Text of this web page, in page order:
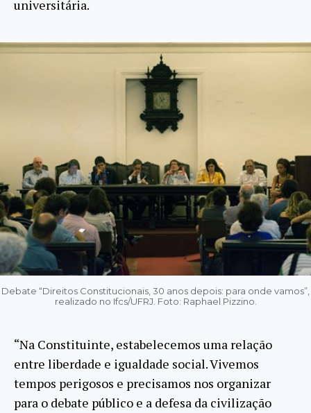
universitária.
Debate “Direitos Constitucionais, 30 anos depois: para onde vamos”,
realizado no Ifcs/UFRJ. Foto: Raphael Pizzino.
“Na Constituinte, estabelecemos uma relação
entre liberdade e igualdade social. Vivemos
tempos perigosos e precisamos nos organizar
para o debate público e a defesa da civilização